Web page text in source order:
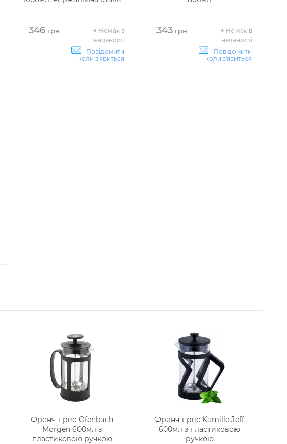
346 грн
Немає в
наявності
Повідомити
коли з'явиться
343грн
Немає в
наявності
Повідомити
коли з'явиться
Френч-прес Ofenbach
Morgen 600мл з
пластиковою ручкою
Френч-прес Kamille Jeff
600мл з пластиковою
ручкою